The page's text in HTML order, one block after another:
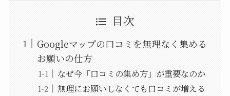
目次
Googleマップの口コミを無理なく集める
お願いの仕方
なぜ今「口コミの集め方」が重要なのか
無理にお願いしなくても口コミが増える